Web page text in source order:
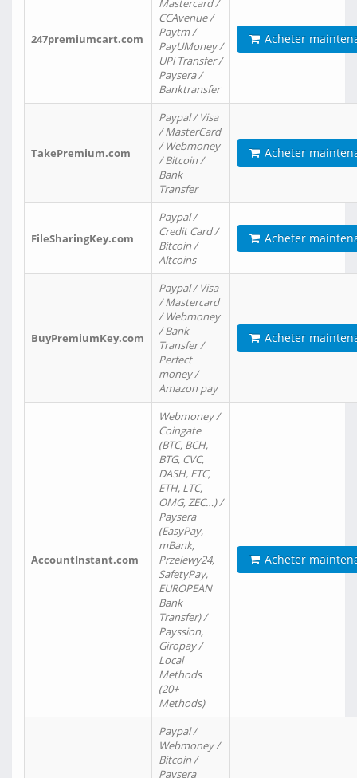
247premiumcart.com
Mastercard /
CCAvenue /
Paytm /
PayUMoney /
UPi Transfer /
Paysera /
Banktransfer
Acheter
TakePremium.com
Paypal / Visa
/ MasterCard
/ Webmoney
/ Bitcoin /
Bank
Transfer
Acheter
FileSharingKey.com
Paypal /
Credit Card /
Bitcoin /
Altcoins
Acheter
BuyPremiumKey.com
Paypal / Visa
/ Mastercard
/ Webmoney
/ Bank
Transfer /
Perfect
money /
Amazon pay
Acheter
AccountInstant.com
Webmoney /
Coingate
(BTC, BCH,
BTG, CVC,
DASH, ETC,
ETH, LTC,
OMG, ZEC…) /
Paysera
(EasyPay,
mBank,
Przelewy24,
SafetyPay,
EUROPEAN
Bank
Transfer) /
Payssion,
Giropay /
Local
Methods
(20+
Methods)
Acheter
Paypal /
Webmoney /
Bitcoin /
Paysera